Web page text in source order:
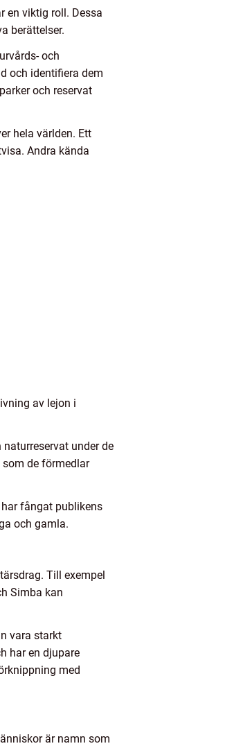
en viktig roll. Dessa
berättelser.
och
och identifiera dem
och reservat
hela världen. Ett
Andra kända
av lejon i
under de
de förmedlar
fångat publikens
och gamla.
Till exempel
Simba kan
vara starkt
har en djupare
med
är namn som